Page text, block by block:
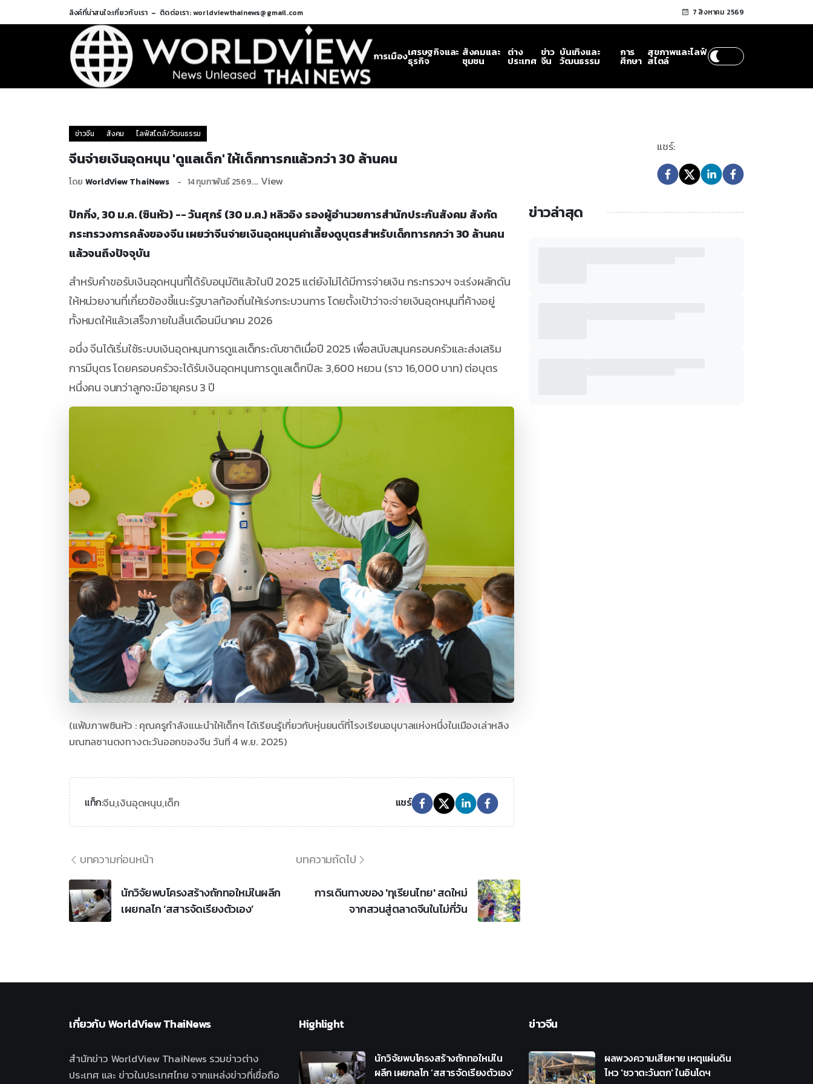
ลิงค์ที่น่าสนใจ:เกี่ยวกับเรา ติดต่อเรา: worldviewthainews@gmail.com 7 สิงหาคม 2569
การเมืองเศรษฐกิจและ
ธุรกิจ
สังคมและ
ชุมชน
ต่าง
ประเทศ
ข่าว
จีน
บันเทิงและ
วัฒนธรรม
การ
ศึกษา
สุขภาพและไลฟ์
สไตล์
ข่าวจีน สังคม ไลฟ์สไตล์/วัฒนธรรม
จีนจ่ายเงินอุดหนุน 'ดูแลเด็ก' ให้เด็กทารกแล้วกว่า 30 ล้านคน
โดย WorldView ThaiNews 14 กุมภาพันธ์ 2569... View
แชร์:
ปักกิ่ง, 30 ม.ค. (ซินหัว) -- วันศุกร์ (30 ม.ค.) หลิวอิง รองผู้อำนวยการสำนักประกันสังคม สังกัด
กระทรวงการคลังของจีน เผยว่าจีนจ่ายเงินอุดหนุนค่าเลี้ยงดูบุตรสำหรับเด็กทารกกว่า 30 ล้านคน
แล้วจนถึงปัจจุบัน
สำหรับคำขอรับเงินอุดหนุนที่ได้รับอนุมัติแล้วในปี 2025 แต่ยังไม่ได้มีการจ่ายเงิน กระทรวงฯ จะเร่งผลักดัน
ให้หน่วยงานที่เกี่ยวข้องชี้แนะรัฐบาลท้องถิ่นให้เร่งกระบวนการ โดยตั้งเป้าว่าจะจ่ายเงินอุดหนุนที่ค้างอยู่
ทั้งหมดให้แล้วเสร็จภายในสิ้นเดือนมีนาคม 2026
อนึ่ง จีนได้เริ่มใช้ระบบเงินอุดหนุนการดูแลเด็กระดับชาติเมื่อปี 2025 เพื่อสนับสนุนครอบครัวและส่งเสริม
การมีบุตร โดยครอบครัวจะได้รับเงินอุดหนุนการดูแลเด็กปีละ 3,600 หยวน (ราว 16,000 บาท) ต่อบุตร
หนึ่งคน จนกว่าลูกจะมีอายุครบ 3 ปี
(แฟ้มภาพซินหัว : คุณครูกำลังแนะนำให้เด็กๆ ได้เรียนรู้เกี่ยวกับหุ่นยนต์ที่โรงเรียนอนุบาลแห่งหนึ่งในเมืองเล่าหลิง
มณฑลซานตงทางตะวันออกของจีน วันที่ 4 พ.ย. 2025)
แท็ก:จีน,เงินอุดหนุน,เด็ก แชร์
บทความก่อนหน้า
นักวิจัยพบโครงสร้างถักทอใหม่ในผลึก
เผยกลไก ‘สสารจัดเรียงตัวเอง’
บทความถัดไป
การเดินทางของ 'ทุเรียนไทย' สดใหม่
จากสวนสู่ตลาดจีนในไม่กี่วัน
ข่าวล่าสุด
เกี่ยวกับWorldView ThaiNews
สำนักข่าว WorldView ThaiNews รวมข่าวต่าง
ประเทศ และ ข่าวในประเทศไทย จากแหล่งข่าวที่เชื่อถือ
Highlight
นักวิจัยพบโครงสร้างถักทอใหม่ใน
ผลึก เผยกลไก ‘สสารจัดเรียงตัวเอง’
ข่าวจีน
ผลพวงความเสียหาย เหตุแผ่นดิน
ไหว 'ชวาตะวันตก' ในอินโดฯ